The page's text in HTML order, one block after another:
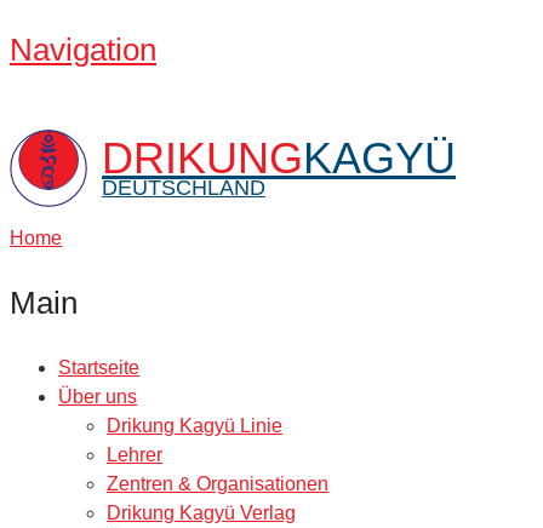
Navigation
DRIKUNGKAGYÜ
DEUTSCHLAND
Home
Main
Startseite
Über uns
Drikung Kagyü Linie
Lehrer
Zentren & Organisationen
Drikung Kagyü Verlag